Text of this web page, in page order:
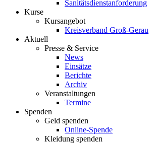
Sanitätsdienstanforderung
Kurse
Kursangebot
Kreisverband Groß-Gerau
Aktuell
Presse & Service
News
Einsätze
Berichte
Archiv
Veranstaltungen
Termine
Spenden
Geld spenden
Online-Spende
Kleidung spenden